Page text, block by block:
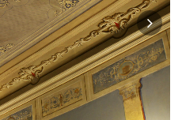
ES
RU
CN